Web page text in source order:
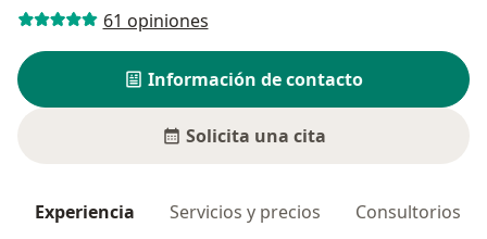
61 opiniones
Información de contacto
Solicita una cita
Experiencia Servicios y precios Consultorios